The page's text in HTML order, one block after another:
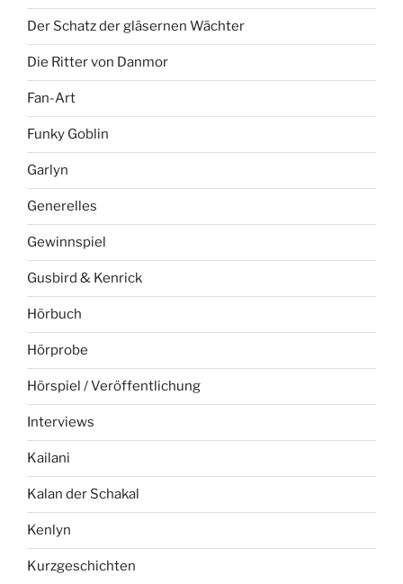
Der Schatz der gläsernen Wächter
Die Ritter von Danmor
Fan-Art
Funky Goblin
Garlyn
Generelles
Gewinnspiel
Gusbird & Kenrick
Hörbuch
Hörprobe
Hörspiel / Veröffentlichung
Interviews
Kailani
Kalan der Schakal
Kenlyn
Kurzgeschichten